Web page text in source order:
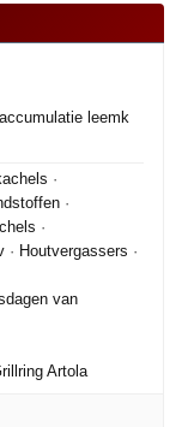
leemk
·
·
·
· Houtvergassers ·
van
Artola